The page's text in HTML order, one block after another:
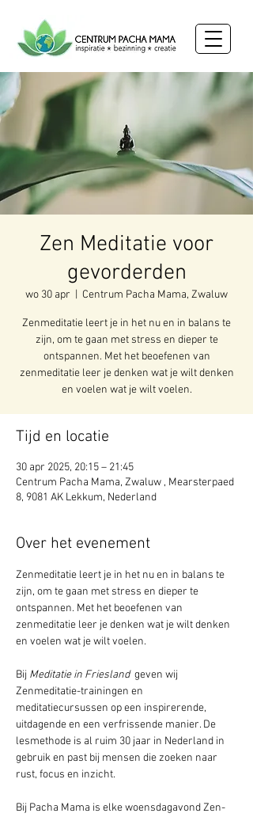
Zen Meditatie voor
gevorderden
wo 30 apr Centrum Pacha Mama, Zwaluw
Zenmeditatie leert je in het nu en in balans te
zijn, om te gaan met stress en dieper te
ontspannen. Met het beoefenen van
zenmeditatie leer je denken wat je wilt denken
en voelen wat je wilt voelen.
Tijd en locatie
30 apr 2025, 20:15 – 21:45
Centrum Pacha Mama, Zwaluw , Mearsterpaed
8, 9081 AK Lekkum, Nederland
Over het evenement
Zenmeditatie leert je in het nu en in balans te
zijn, om te gaan met stress en dieper te
ontspannen. Met het beoefenen van
zenmeditatie leer je denken wat je wilt denken
en voelen wat je wilt voelen.
Bij Meditatie in Friesland geven wij
Zenmeditatie-trainingen en
meditatiecursussen op een inspirerende,
uitdagende en een verfrissende manier. De
lesmethode is al ruim 30 jaar in Nederland in
gebruik en past bij mensen die zoeken naar
rust, focus en inzicht.
Bij Pacha Mama is elke woensdagavond Zen-